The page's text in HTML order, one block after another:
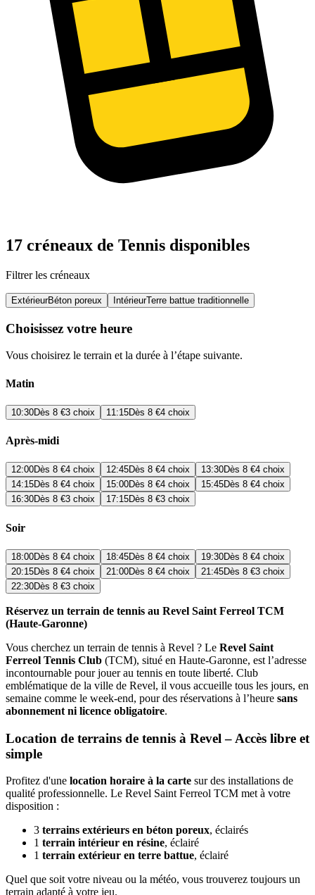
17 créneaux de Tennis disponibles
Filtrer les créneaux
ExtérieurBéton poreux IntérieurTerre battue traditionnelle
Choisissez votre heure
Vous choisirez le terrain et la durée à l’étape suivante.
Matin
10:30Dès 8 €3 choix 11:15Dès 8 €4 choix
Après-midi
12:00Dès 8 €4 choix 12:45Dès 8 €4 choix 13:30Dès 8 €4 choix
14:15Dès 8 €4 choix 15:00Dès 8 €4 choix 15:45Dès 8 €4 choix
16:30Dès 8 €3 choix 17:15Dès 8 €3 choix
Soir
18:00Dès 8 €4 choix 18:45Dès 8 €4 choix 19:30Dès 8 €4 choix
20:15Dès 8 €4 choix 21:00Dès 8 €4 choix 21:45Dès 8 €3 choix
22:30Dès 8 €3 choix
Réservez un terrain de tennis au Revel Saint Ferreol TCM
(Haute-Garonne)
Vous cherchez un terrain de tennis à Revel ? Le Revel Saint
Ferreol Tennis Club (TCM), situé en Haute-Garonne, est l’adresse
incontournable pour jouer au tennis en toute liberté. Club
emblématique de la ville de Revel, il vous accueille tous les jours, en
semaine comme le week-end, pour des réservations à l’heure sans
abonnement ni licence obligatoire.
Location de terrains de tennis à Revel – Accès libre et
simple
Profitez d'une location horaire à la carte sur des installations de
qualité professionnelle. Le Revel Saint Ferreol TCM met à votre
disposition :
3 terrains extérieurs en béton poreux, éclairés
1 terrain intérieur en résine, éclairé
1 terrain extérieur en terre battue, éclairé
Quel que soit votre niveau ou la météo, vous trouverez toujours un
terrain adapté à votre jeu.